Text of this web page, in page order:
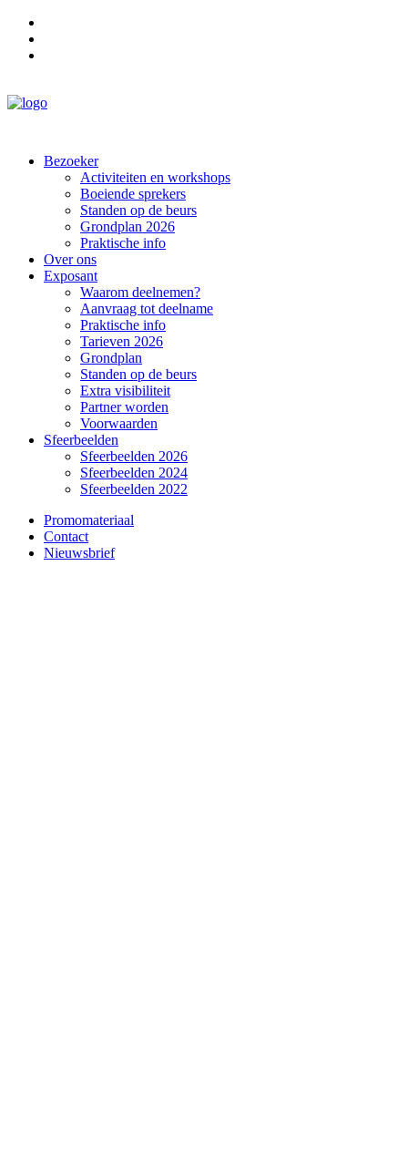
Bezoeker
Activiteiten en workshops
Boeiende sprekers
Standen op de beurs
Grondplan 2026
Praktische info
Over ons
Exposant
Waarom deelnemen?
Aanvraag tot deelname
Praktische info
Tarieven 2026
Grondplan
Standen op de beurs
Extra visibiliteit
Partner worden
Voorwaarden
Sfeerbeelden
Sfeerbeelden 2026
Sfeerbeelden 2024
Sfeerbeelden 2022
Promomateriaal
Contact
Nieuwsbrief